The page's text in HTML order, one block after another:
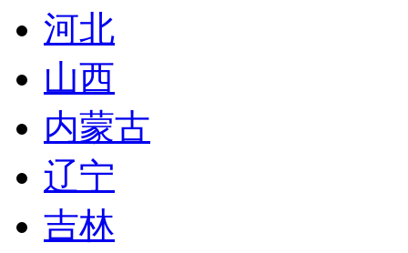
河北
山西
内蒙古
辽宁
吉林